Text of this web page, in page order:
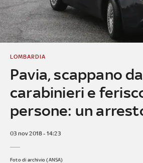
Pavia, scappano
carabinieri e
persone: un
LOMBARDIA
03 nov 2018 - 14:23
Foto di archivio (ANSA)